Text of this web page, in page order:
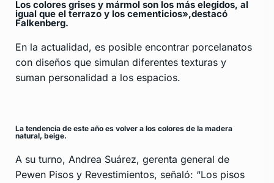
Los colores grises y mármol son los más elegidos, al
igual que el terrazo y los cementicios»,destacó
Falkenberg.
En la actualidad, es posible encontrar porcelanatos
con diseños que simulan diferentes texturas y
suman personalidad a los espacios.
La tendencia de este año es volver a los colores de la madera
natural, beige.
A su turno, Andrea Suárez, gerenta general de
Pewen Pisos y Revestimientos, señaló: “Los pisos